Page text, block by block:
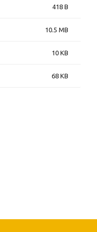
418 B
10.5 MB
10 KB
68 KB